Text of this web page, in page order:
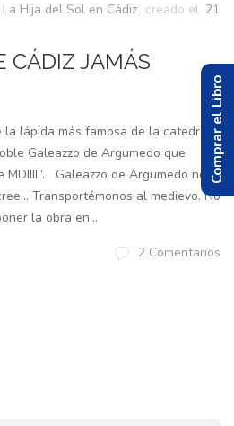
La Hija del Sol en Cádiz creado el 21
CÁDIZ JAMÁS
lápida más famosa de la catedral
Galeazzo de Argumedo que
Galeazzo de Argumedo no
Transportémonos al medievo. No
la obra en...
2 Comentarios
Comprar el Libro